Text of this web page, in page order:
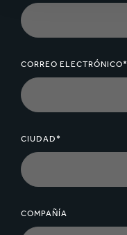
CORREO ELECTRÓNICO*
CIUDAD*
COMPAÑÍA